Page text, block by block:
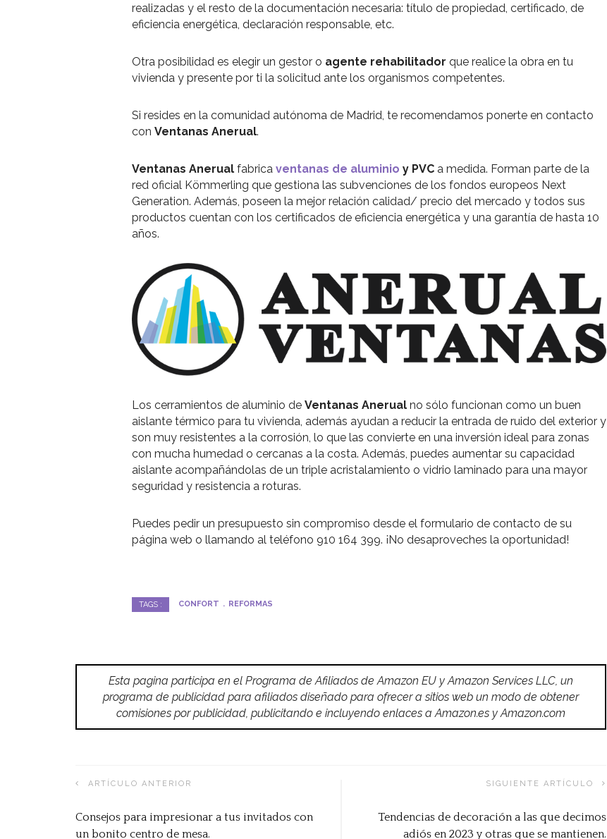
realizadas y el resto de la documentación necesaria: título de propiedad, certificado, de
eficiencia energética, declaración responsable, etc.
Otra posibilidad es elegir un gestor o agente rehabilitador que realice la obra en tu
vivienda y presente por ti la solicitud ante los organismos competentes.
Si resides en la comunidad autónoma de Madrid, te recomendamos ponerte en contacto
con Ventanas Anerual.
Ventanas Anerual fabrica ventanas de aluminio y PVC a medida. Forman parte de la
red oficial Kömmerling que gestiona las subvenciones de los fondos europeos Next
Generation. Además, poseen la mejor relación calidad/ precio del mercado y todos sus
productos cuentan con los certificados de eficiencia energética y una garantía de hasta 10
años.
Los cerramientos de aluminio de Ventanas Anerual no sólo funcionan como un buen
aislante térmico para tu vivienda, además ayudan a reducir la entrada de ruido del exterior y
son muy resistentes a la corrosión, lo que las convierte en una inversión ideal para zonas
con mucha humedad o cercanas a la costa. Además, puedes aumentar su capacidad
aislante acompañándolas de un triple acristalamiento o vidrio laminado para una mayor
seguridad y resistencia a roturas.
Puedes pedir un presupuesto sin compromiso desde el formulario de contacto de su
página web o llamando al teléfono 910 164 399. ¡No desaproveches la oportunidad!
TAGS : CONFORT REFORMAS
Esta pagina participa en el Programa de Afiliados de Amazon EU y Amazon Services LLC, un
programa de publicidad para afiliados diseñado para ofrecer a sitios web un modo de obtener
comisiones por publicidad, publicitando e incluyendo enlaces a Amazon.es y Amazon.com
ARTÍCULO ANTERIOR
Consejos para impresionar a tus invitados con
un bonito centro de mesa.
SIGUIENTE ARTÍCULO
Tendencias de decoración a las que decimos
adiós en 2023 y otras que se mantienen.